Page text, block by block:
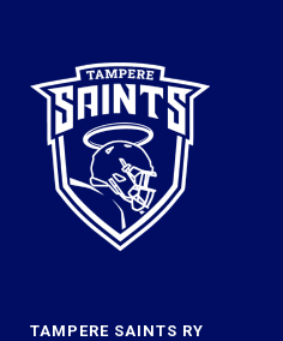
TAMPERE SAINTS RY